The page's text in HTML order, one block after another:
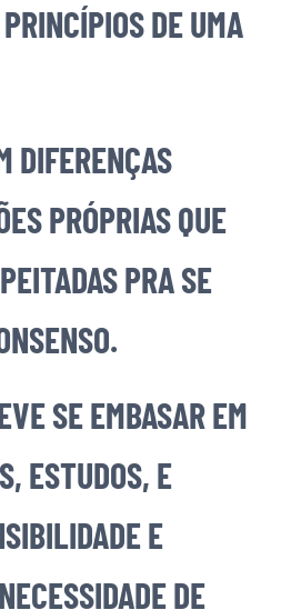
DE UMA
DIFERENÇAS
PRÓPRIAS QUE
PRA SE
SE EMBASAR EM
ESTUDOS, E
E
DE